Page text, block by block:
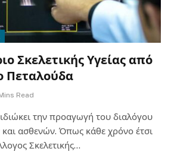
Σκελετικής Υγείας από
Πεταλούδα
Read
την προαγωγή του διαλόγου
και ασθενών. Όπως κάθε χρόνο έτσι
Σκελετικής…